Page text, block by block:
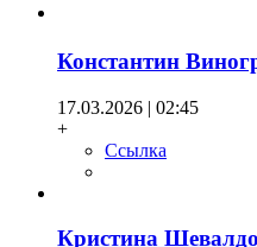
Константин
17.03.2026 | 02:45
+
Ссылка
Кристина